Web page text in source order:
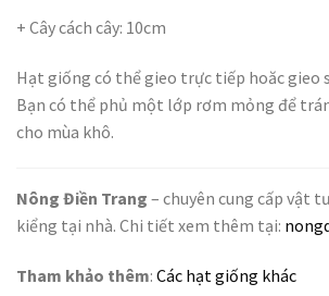
+ Cây cách cây: 10cm
Hạt giống có thể gieo trực tiếp hoăc gieo
Bạn có thể phủ một lớp rơm mỏng để
cho mùa khô.
Nông Điền Trang – chuyên cung cấp vật
kiểng tại nhà. Chi tiết xem thêm tại:
Tham khảo thêm: Các hạt giống khác